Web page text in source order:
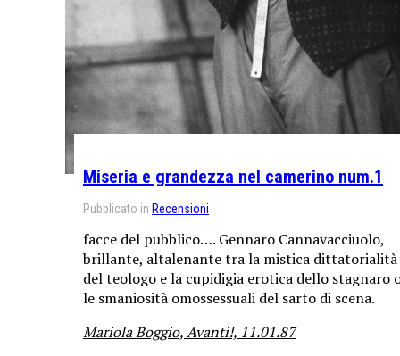
Miseria e grandezza nel camerino num.1
Pubblicato in Recensioni
facce del pubblico…. Gennaro Cannavacciuolo,
brillante, altalenante tra la mistica dittatorialità
del teologo e la cupidigia erotica dello stagnaro
le smaniosità omossessuali del sarto di scena.
Mariola Boggio, Avanti!, 11.01.87